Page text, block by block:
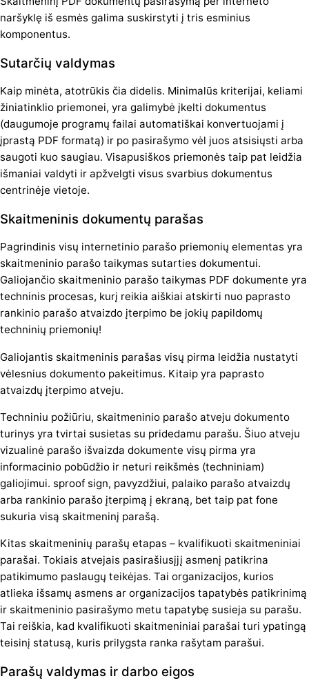
naršyklę iš esmės galima suskirstyti į tris esminius
komponentus.
Sutarčių valdymas
Kaip minėta, atotrūkis čia didelis. Minimalūs kriterijai, keliami
žiniatinklio priemonei, yra galimybė įkelti dokumentus
(daugumoje programų failai automatiškai konvertuojami į
įprastą PDF formatą) ir po pasirašymo vėl juos atsisiųsti arba
saugoti kuo saugiau. Visapusiškos priemonės taip pat leidžia
išmaniai valdyti ir apžvelgti visus svarbius dokumentus
centrinėje vietoje.
Skaitmeninis dokumentų parašas
Pagrindinis visų internetinio parašo priemonių elementas yra
skaitmeninio parašo taikymas sutarties dokumentui.
Galiojančio skaitmeninio parašo taikymas PDF dokumente yra
techninis procesas, kurį reikia aiškiai atskirti nuo paprasto
rankinio parašo atvaizdo įterpimo be jokių papildomų
techninių priemonių!
Galiojantis skaitmeninis parašas visų pirma leidžia nustatyti
vėlesnius dokumento pakeitimus. Kitaip yra paprasto
atvaizdų įterpimo atveju.
Techniniu požiūriu, skaitmeninio parašo atveju dokumento
turinys yra tvirtai susietas su pridedamu parašu. Šiuo atveju
vizualinė parašo išvaizda dokumente visų pirma yra
informacinio pobūdžio ir neturi reikšmės (techniniam)
galiojimui. sproof sign, pavyzdžiui, palaiko parašo atvaizdų
arba rankinio parašo įterpimą į ekraną, bet taip pat fone
sukuria visą skaitmeninį parašą.
Kitas skaitmeninių parašų etapas – kvalifikuoti skaitmeniniai
parašai. Tokiais atvejais pasirašiusįjį asmenį patikrina
patikimumo paslaugų teikėjas. Tai organizacijos, kurios
atlieka išsamų asmens ar organizacijos tapatybės patikrinimą
ir skaitmeninio pasirašymo metu tapatybę susieja su parašu.
Tai reiškia, kad kvalifikuoti skaitmeniniai parašai turi ypatingą
teisinį statusą, kuris prilygsta ranka rašytam parašui.
Parašų valdymas ir darbo eigos